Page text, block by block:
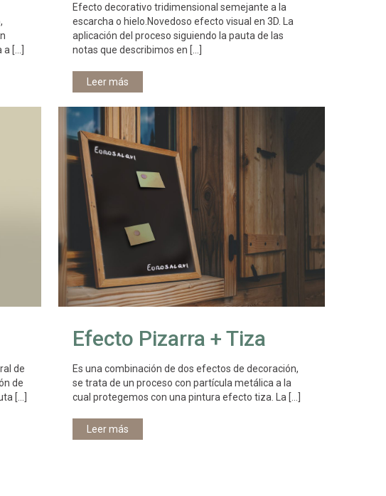
a […]
Efecto decorativo tridimensional semejante a la
escarcha o hielo.Novedoso efecto visual en 3D. La
aplicación del proceso siguiendo la pauta de las
notas que describimos en […]
Leer más
de
de
[…]
Efecto Pizarra + Tiza
Es una combinación de dos efectos de decoración,
se trata de un proceso con partícula metálica a la
cual protegemos con una pintura efecto tiza. La […]
Leer más